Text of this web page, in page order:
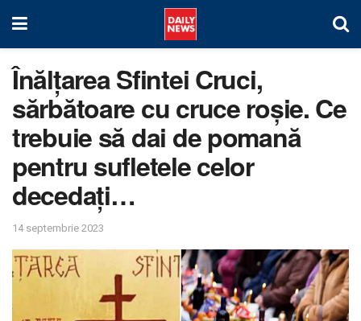
Înălțarea Sfintei Cruci,
sărbătoare cu cruce roșie. Ce
trebuie să dai de pomană
pentru sufletele celor
decedați…
14 septembrie 2023